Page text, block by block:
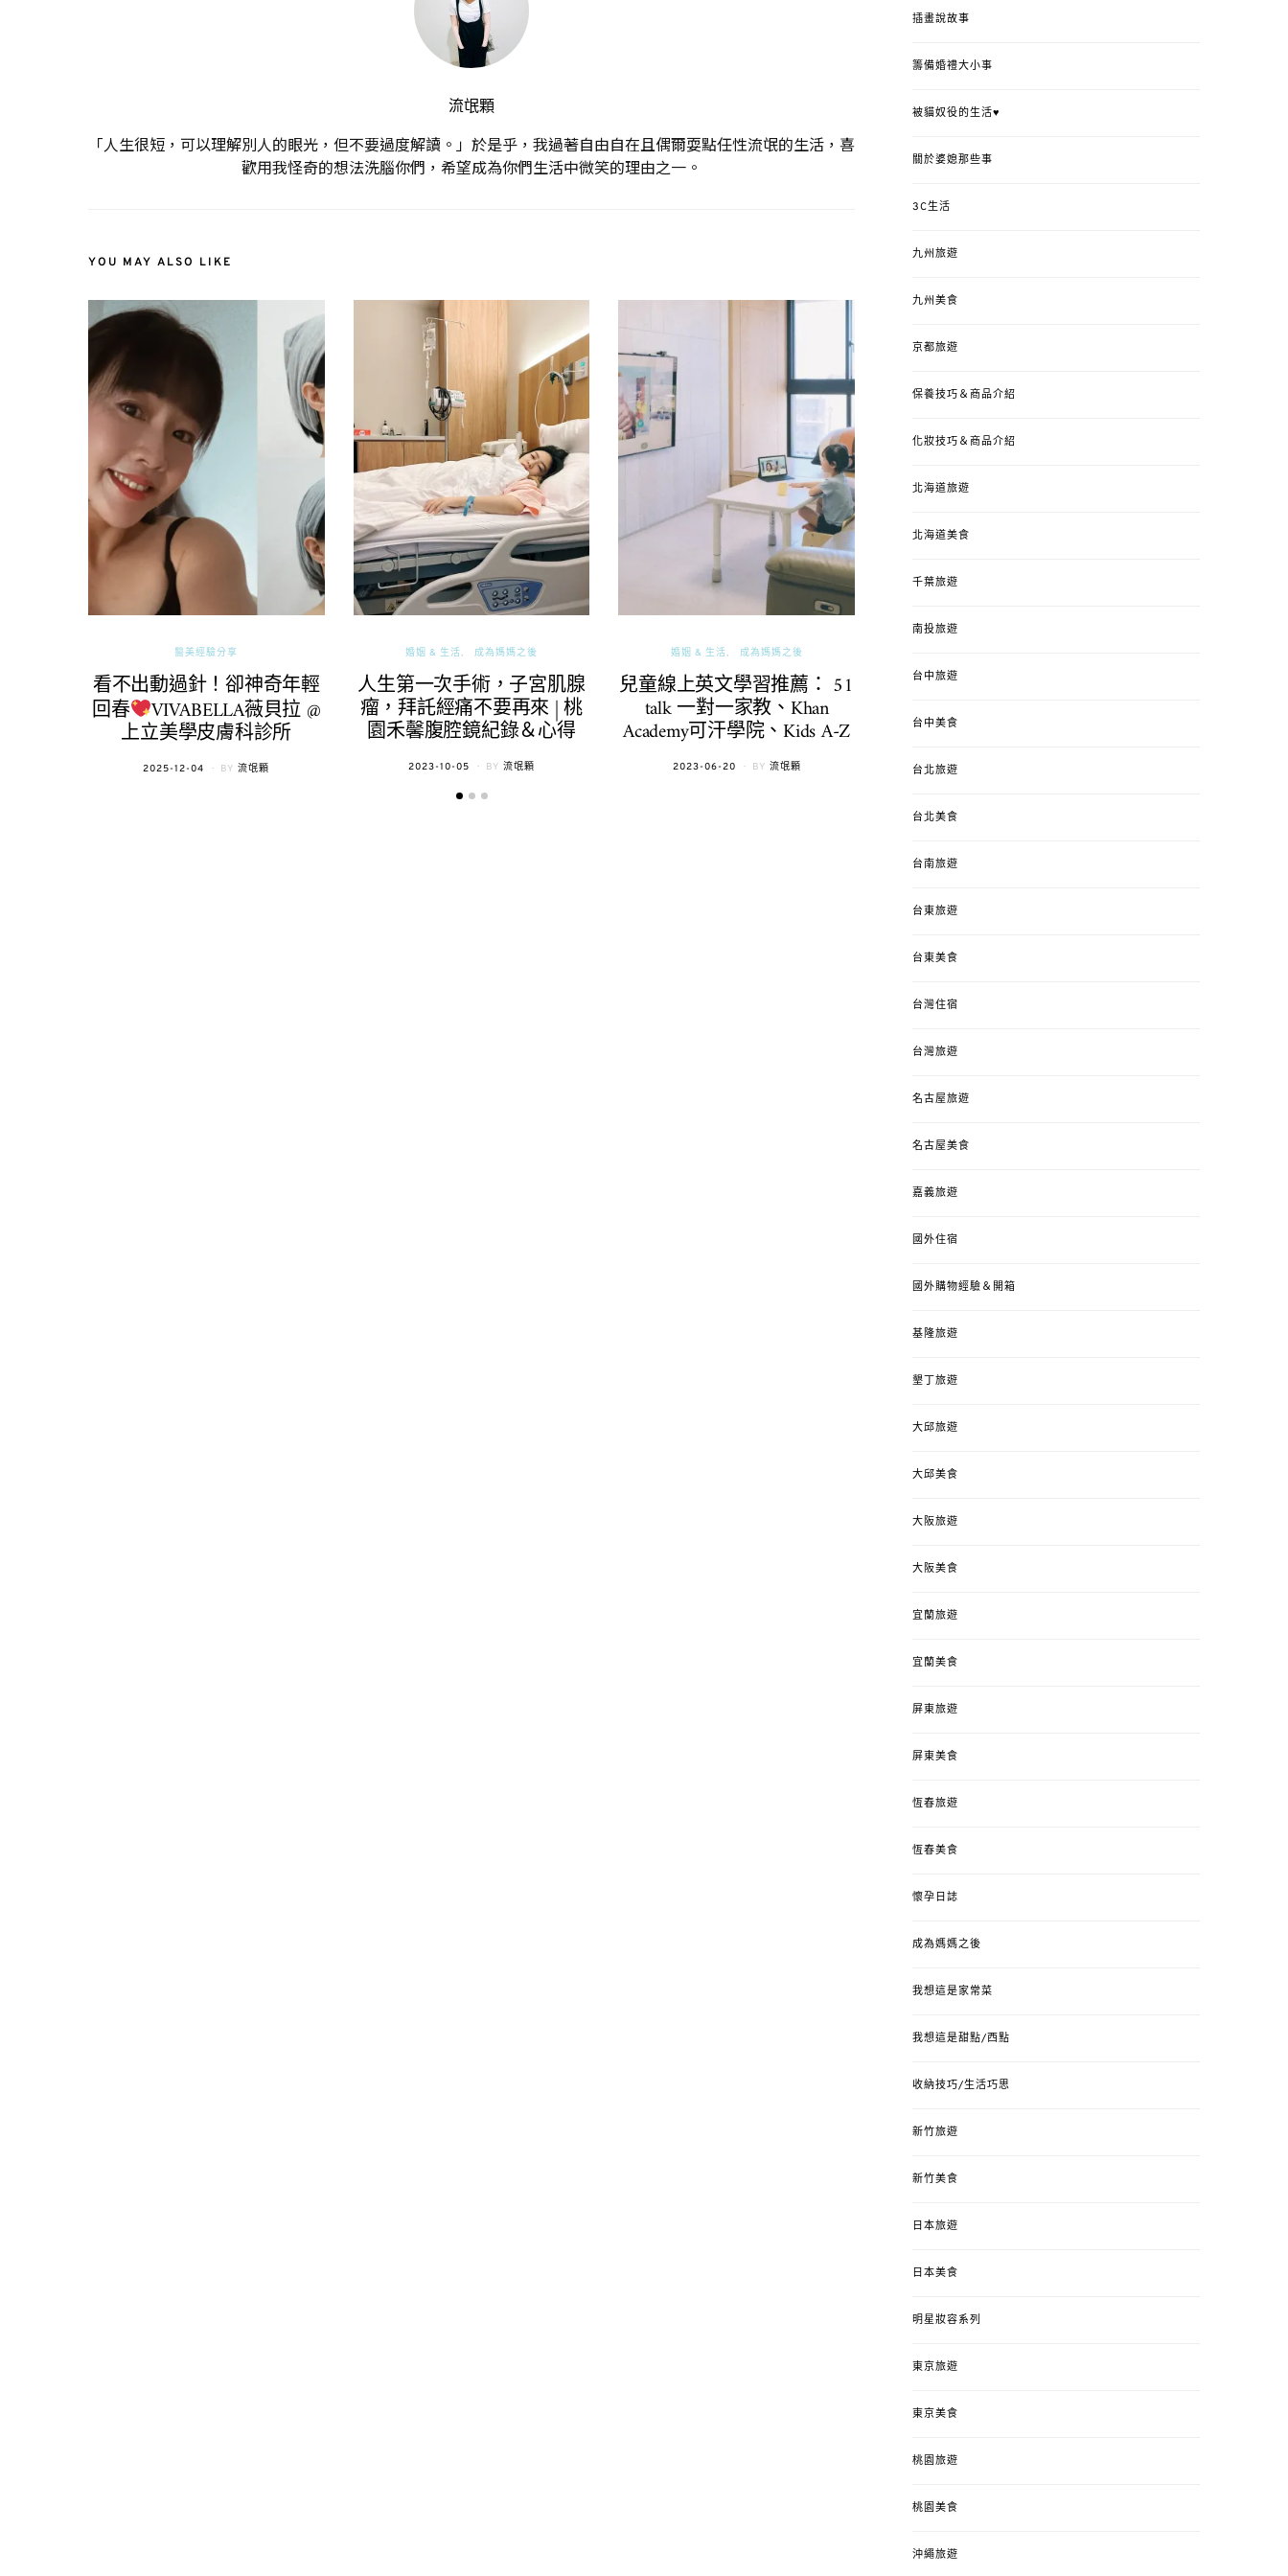
流氓顆
「人生很短，可以理解別人的眼光，但不要過度解讀。」於是乎，我過著自由自在且偶爾耍點任性流氓的生活，喜
歡用我怪奇的想法洗腦你們，希望成為你們生活中微笑的理由之一。
YOU MAY ALSO LIKE
醫美經驗分享
看不出動過針！卻神奇年輕
回春 VIVABELLA薇貝拉 @
上立美學皮膚科診所
POSTED
2025-12-04 BY 流氓顆
婚姻 & 生活 成為媽媽之後
人生第一次手術，子宮肌腺
瘤，拜託經痛不要再來 | 桃
園禾馨腹腔鏡紀錄＆心得
POSTED
2023-10-05 BY 流氓顆
婚姻 & 生活 成為媽媽之後
兒童線上英文學習推薦： 51
talk 一對一家教、Khan
Academy可汗學院、Kids A-Z
POSTED
2023-06-20 BY 流氓顆
4y3m ：視力檢查、練習犯
錯、認識華德福
插畫說故事
籌備婚禮大小事
被貓奴役的生活♥
關於婆媳那些事
3C生活
九州旅遊
九州美食
京都旅遊
保養技巧＆商品介紹
化妝技巧＆商品介紹
北海道旅遊
北海道美食
千葉旅遊
南投旅遊
台中旅遊
台中美食
台北旅遊
台北美食
台南旅遊
台東旅遊
台東美食
台灣住宿
台灣旅遊
名古屋旅遊
名古屋美食
嘉義旅遊
國外住宿
國外購物經驗＆開箱
基隆旅遊
墾丁旅遊
大邱旅遊
大邱美食
大阪旅遊
大阪美食
宜蘭旅遊
宜蘭美食
屏東旅遊
屏東美食
恆春旅遊
恆春美食
懷孕日誌
成為媽媽之後
我想這是家常菜
我想這是甜點/西點
收納技巧/生活巧思
新竹旅遊
新竹美食
日本旅遊
日本美食
明星妝容系列
東京旅遊
東京美食
桃園旅遊
桃園美食
沖繩旅遊